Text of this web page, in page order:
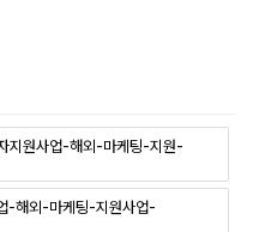
원사업-해외-마케팅-지원-
-해외-마케팅-지원사업-